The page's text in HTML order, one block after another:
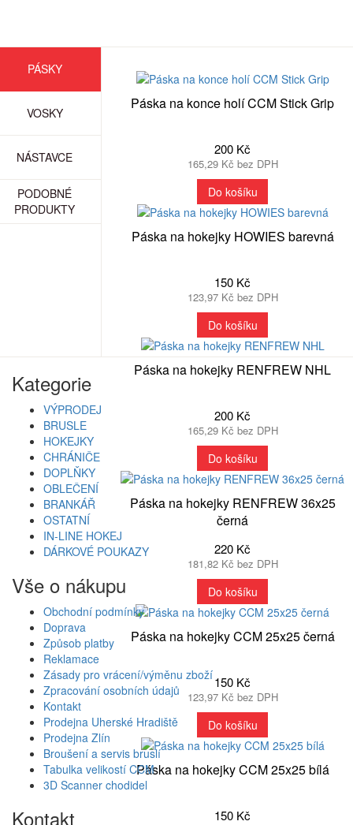
PÁSKY
VOSKY
NÁSTAVCE
PODOBNÉ
PRODUKTY
Páska na konce holí CCM Stick Grip
200 Kč
165,29 Kč bez DPH
Do košíku
Páska na hokejky HOWIES barevná
150 Kč
123,97 Kč bez DPH
Do košíku
Páska na hokejky RENFREW NHL
200 Kč
165,29 Kč bez DPH
Do košíku
Páska na hokejky RENFREW 36x25
černá
220 Kč
181,82 Kč bez DPH
Do košíku
Páska na hokejky CCM 25x25 černá
150 Kč
123,97 Kč bez DPH
Do košíku
Páska na hokejky CCM 25x25 bílá
150 Kč
Kategorie
VÝPRODEJ
BRUSLE
HOKEJKY
CHRÁNIČE
DOPLŇKY
OBLEČENÍ
BRANKÁŘ
OSTATNÍ
IN-LINE HOKEJ
DÁRKOVÉ POUKAZY
Vše o nákupu
Obchodní podmínky
Doprava
Způsob platby
Reklamace
Zásady pro vrácení/výměnu zboží
Zpracování osobních údajů
Kontakt
Prodejna Uherské Hradiště
Prodejna Zlín
Broušení a servis bruslí
Tabulka velikostí CCM
3D Scanner chodidel
Kontakt